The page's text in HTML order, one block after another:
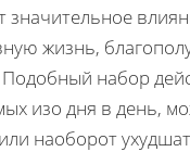
значительное
жизнь,
набор
изо дня в день,
наоборот